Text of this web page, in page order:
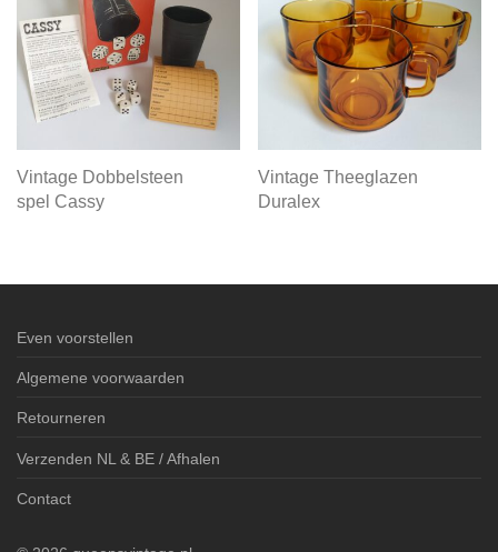
Vintage Dobbelsteen
spel Cassy
Vintage Theeglazen
Duralex
Even voorstellen
Algemene voorwaarden
Retourneren
Verzenden NL & BE / Afhalen
Contact